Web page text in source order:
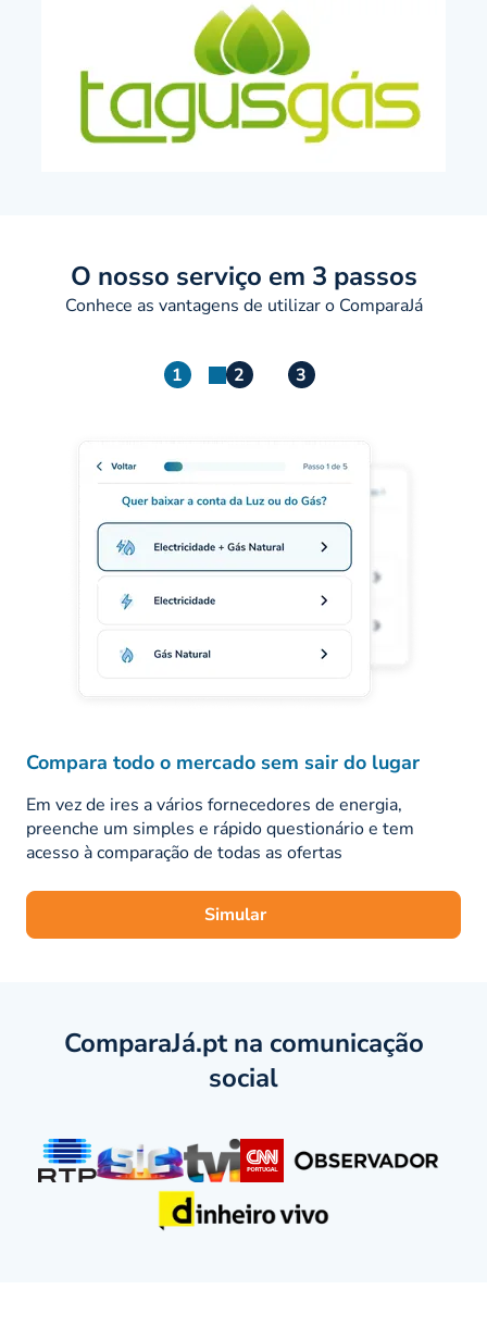
O nosso serviço em 3 passos
Conhece as vantagens de utilizar o ComparaJá
1 2 3
Compara todo o mercado sem sair do lugar
Em vez de ires a vários fornecedores de energia,
preenche um simples e rápido questionário e tem
acesso à comparação de todas as ofertas
Simular
ComparaJá.pt na comunicação
social